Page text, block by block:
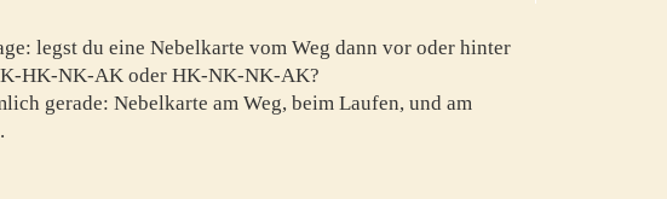
legst du eine Nebelkarte vom Weg dann vor oder hinter
HK-NK-AK oder HK-NK-NK-AK?
gerade: Nebelkarte am Weg, beim Laufen, und am